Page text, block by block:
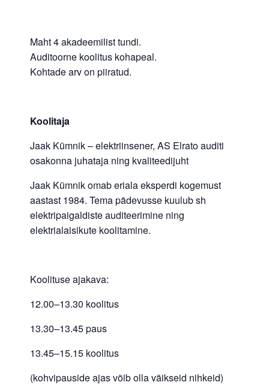
Maht 4 akadeemilist tundi.
Auditoorne koolitus kohapeal.
Kohtade arv on piiratud.
Koolitaja
Jaak Kümnik – elektriinsener, AS Elrato auditi
osakonna juhataja ning kvaliteedijuht
Jaak Kümnik omab eriala eksperdi kogemust
aastast 1984. Tema pädevusse kuulub sh
elektripaigaldiste auditeerimine ning
elektrialaisikute koolitamine.
Koolituse ajakava:
12.00–13.30 koolitus
13.30–13.45 paus
13.45–15.15 koolitus
(kohvipauside ajas võib olla väikseid nihkeid)